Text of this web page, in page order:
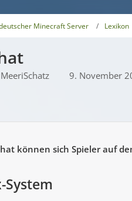
Minecraft Server Lexikon
MeeriSchatz 9. November
können sich Spieler auf
System